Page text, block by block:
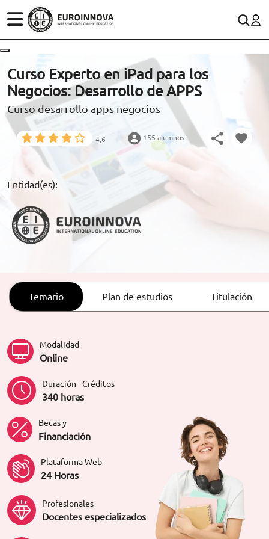
ÁREAS
ESTUDIOS
CONOCE EUROINNOVA
BECAS Y FINANCIACIÓN
RECURSOS EDUCATIVOS
ARTÍCULOS
(+34)958 050 200(gratuito en España)
900 831 200
formacion@euroinnova.com
TRABAJA CON NOSOTROS
Curso Experto en iPad para los
Negocios: Desarrollo de APPS
Curso desarrollo apps negocios
4,6 155 alumnos
Entidad(es):
Temario Plan de estudios Titulación
Modalidad
Online
Duración - Créditos
340 horas
Becas y
Financiación
Plataforma Web
24 Horas
Profesionales
Docentes especializados